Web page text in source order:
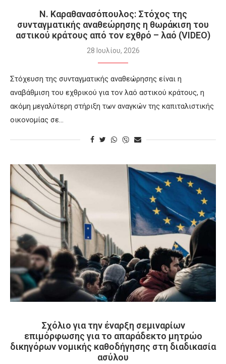
Ν. Καραθανασόπουλος: Στόχος της
συνταγματικής αναθεώρησης η θωράκιση του
αστικού κράτους από τον εχθρό – λαό (VIDEO)
28 Ιουλίου, 2026
Στόχευση της συνταγματικής αναθεώρησης είναι η
αναβάθμιση του εχθρικού για τον λαό αστικού κράτους, η
ακόμη μεγαλύτερη στήριξη των αναγκών της καπιταλιστικής
οικονομίας σε…
Σχόλιο για την έναρξη σεμιναρίων
επιμόρφωσης για το απαράδεκτο μητρώο
δικηγόρων νομικής καθοδήγησης στη διαδικασία
ασύλου